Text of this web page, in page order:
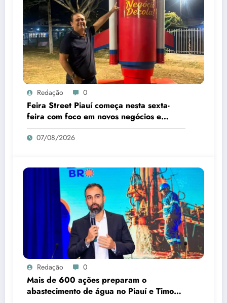
Redação 0
Feira Street Piauí começa nesta sexta-
feira com foco em novos negócios e
empreendedorismo
07/08/2026
Redação 0
Mais de 600 ações preparam o
abastecimento de água no Piauí e Timon